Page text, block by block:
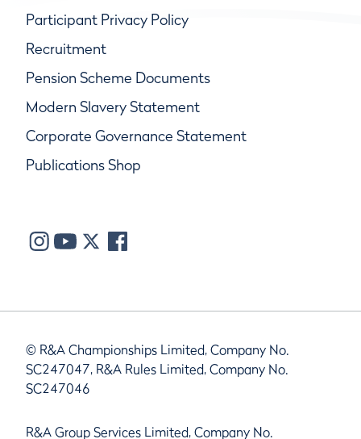
Participant Privacy Policy
Recruitment
Pension Scheme Documents
Modern Slavery Statement
Corporate Governance Statement
Publications Shop
© R&A Championships Limited, Company No.
SC247047, R&A Rules Limited, Company No.
SC247046
R&A Group Services Limited, Company No.